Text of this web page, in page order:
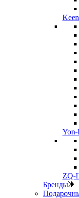
Yon-
ZQ-
Бренды